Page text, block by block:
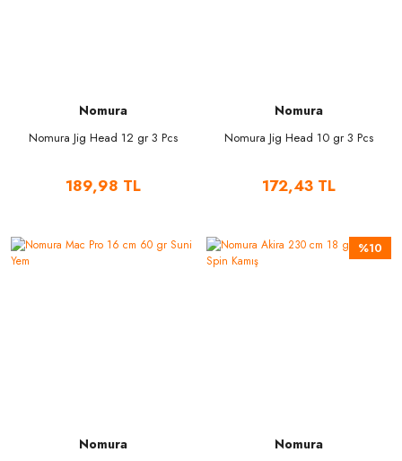
Nomura
Nomura Jig Head 12 gr 3 Pcs
189,98 TL
Nomura
Nomura Jig Head 10 gr 3 Pcs
172,43 TL
Nomura
%10
Nomura